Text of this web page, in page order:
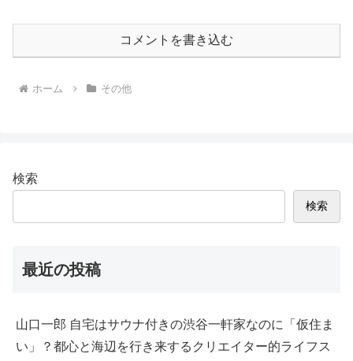
コメントを書き込む
ホーム その他
検索
検索
最近の投稿
山口一郎 自宅はサウナ付きの渋谷一軒家なのに「仮住ま
い」？都心と海辺を行き来するクリエイター的ライフス